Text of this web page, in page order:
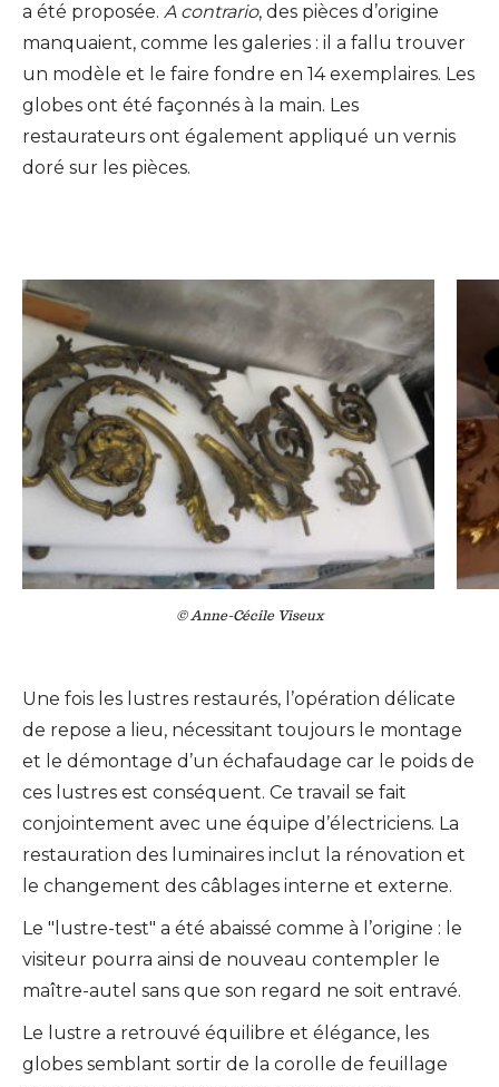
a été proposée. A contrario, des pièces d’origine
manquaient, comme les galeries : il a fallu trouver
un modèle et le faire fondre en 14 exemplaires. Les
globes ont été façonnés à la main. Les
restaurateurs ont également appliqué un vernis
doré sur les pièces.
© Anne-Cécile Viseux
Une fois les lustres restaurés, l’opération délicate
de repose a lieu, nécessitant toujours le montage
et le démontage d’un échafaudage car le poids de
ces lustres est conséquent. Ce travail se fait
conjointement avec une équipe d’électriciens. La
restauration des luminaires inclut la rénovation et
le changement des câblages interne et externe.
Le "lustre-test" a été abaissé comme à l’origine : le
visiteur pourra ainsi de nouveau contempler le
maître-autel sans que son regard ne soit entravé.
Le lustre a retrouvé équilibre et élégance, les
globes semblant sortir de la corolle de feuillage